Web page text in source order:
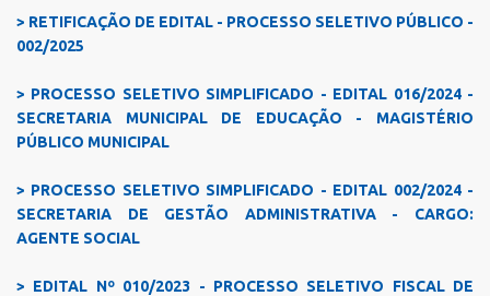
> RETIFICAÇÃO DE EDITAL - PROCESSO SELETIVO PÚBLICO -
002/2025
> PROCESSO SELETIVO SIMPLIFICADO - EDITAL 016/2024 -
SECRETARIA MUNICIPAL DE EDUCAÇÃO - MAGISTÉRIO
PÚBLICO MUNICIPAL
> PROCESSO SELETIVO SIMPLIFICADO - EDITAL 002/2024 -
SECRETARIA DE GESTÃO ADMINISTRATIVA - CARGO:
AGENTE SOCIAL
> EDITAL Nº 010/2023 - PROCESSO SELETIVO FISCAL DE